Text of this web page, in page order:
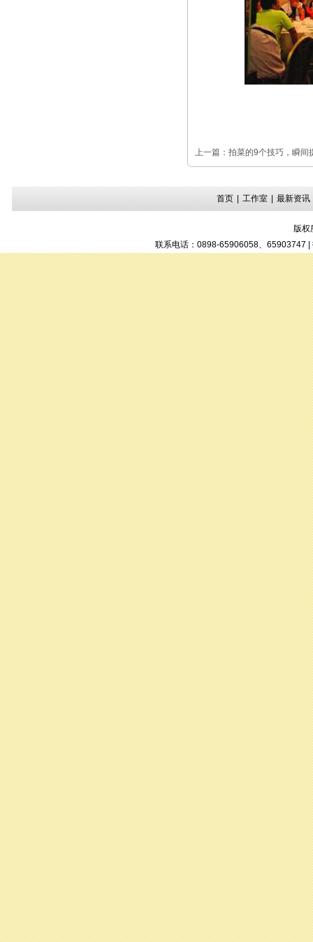
上一篇： 拍菜的9个技巧，瞬间
首页 工作室 最新资讯
版权
联系电话：0898-65906058、65903747